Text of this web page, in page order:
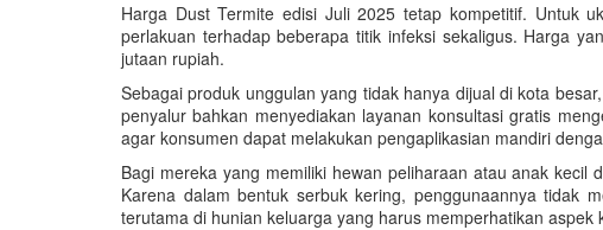
Harga Dust Termite edisi Juli 2025 tetap kompetitif. Untuk
perlakuan terhadap beberapa titik infeksi sekaligus. Harga
jutaan rupiah.
Sebagai produk unggulan yang tidak hanya dijual di kota
penyalur bahkan menyediakan layanan konsultasi gratis
agar konsumen dapat melakukan pengaplikasian mandiri
Bagi mereka yang memiliki hewan peliharaan atau anak
Karena dalam bentuk serbuk kering, penggunaannya tidak
terutama di hunian keluarga yang harus memperhatikan aspek